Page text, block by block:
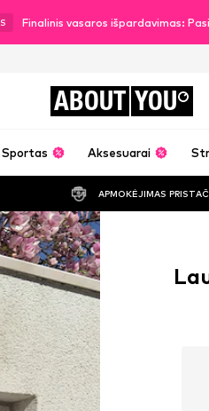
S Finalinis vasaros išpardavimas:
ABOUT YOU
Sportas Aksesuarai
APMOKĖJIMAS